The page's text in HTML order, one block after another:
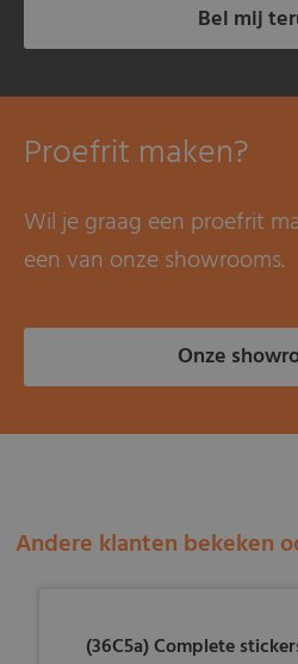
Bel mij
Proefrit maken?
Wil je graag een proefrit
een van onze showrooms.
Onze
Andere klanten bekeken
(36C5a) Complete